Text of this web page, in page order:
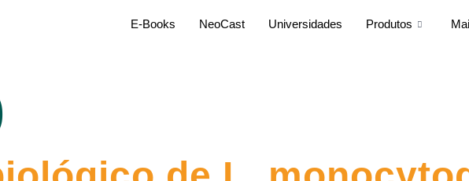
E-Books NeoCast Universidades Produtos